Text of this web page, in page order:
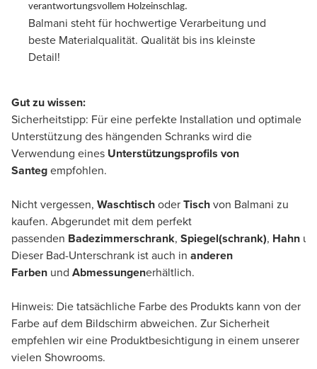
verantwortungsvollem Holzeinschlag.
Balmani steht für hochwertige Verarbeitung und
beste Materialqualität. Qualität bis ins kleinste
Detail!
Gut zu wissen:
Sicherheitstipp: Für eine perfekte Installation und optimale
Unterstützung des hängenden Schranks wird die
Verwendung eines Unterstützungsprofils von
Santegempfohlen.
Nicht vergessen, WaschtischoderTischvon Balmani zu
kaufen. Abgerundet mit dem perfekt
passenden Badezimmerschrank, Spiegel(schrank), Hahn
Dieser Bad-Unterschrank ist auch in anderen
Farben und Abmessungenerhältlich.
Hinweis: Die tatsächliche Farbe des Produkts kann von der
Farbe auf dem Bildschirm abweichen. Zur Sicherheit
empfehlen wir eine Produktbesichtigung in einem unserer
vielen Showrooms.